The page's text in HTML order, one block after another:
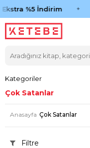
%5 İndirim
Kategoriler
Çok Satanlar
Anasayfa Çok Satanlar
Filtre